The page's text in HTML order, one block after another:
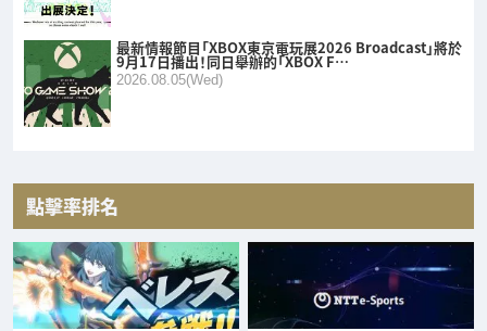
最新情報節目「XBOX東京電玩展2026 Broadcast」將於
9月17日播出！同日舉辦的「XBOX F…
2026.08.05(Wed)
點擊率排名